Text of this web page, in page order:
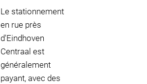
Le stationnement
en rue près
d'Eindhoven
Centraal est
généralement
payant, avec des